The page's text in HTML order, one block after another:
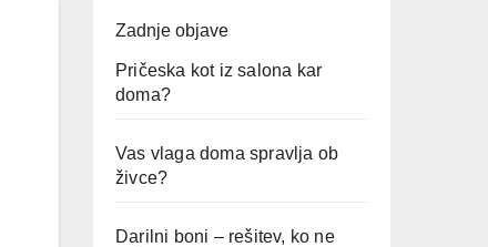
Zadnje objave
Pričeska kot iz salona kar
doma?
Vas vlaga doma spravlja ob
živce?
Darilni boni – rešitev, ko ne